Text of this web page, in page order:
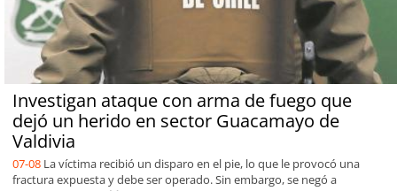
Investigan ataque con arma de fuego que
dejó un herido en sector Guacamayo de
Valdivia
07-08 La víctima recibió un disparo en el pie, lo que le provocó una
fractura expuesta y debe ser operado. Sin embargo, se negó a